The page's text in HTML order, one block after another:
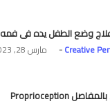
وضع الطفل يده في فمه
Creative مارس 28, 2023
العاب تطوير جهاز الاحساس بالمفاصل Proprioception